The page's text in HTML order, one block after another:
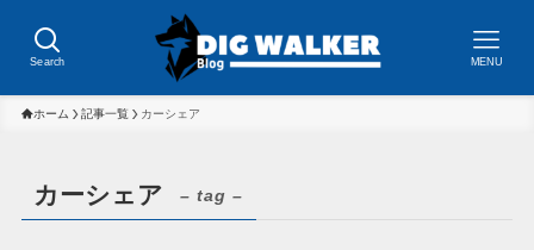
Search MENU
ホーム 記事一覧 カーシェア
カーシェア – tag –